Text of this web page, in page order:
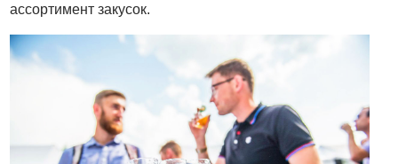
ассортимент закусок.